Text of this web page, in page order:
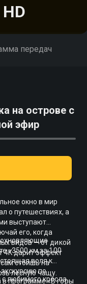
передач
на острове с
эфир
окно в мир
о путешествиях, а
выступают
его, когда
видов — от дикой
4K дарит эффект
сам стоишь на
лесную чащу.
«3500 км за 100
воля к
по
программе «В горы
любимого кресла.